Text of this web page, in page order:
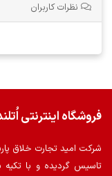
نظرات کاربران
فروشگاه اینترنتی
شرکت امید تجارت خلاق
تاسیس گردیده و با تکیه